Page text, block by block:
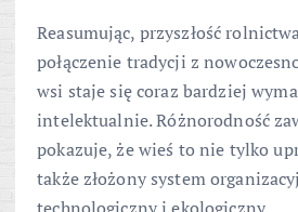
Reasumując, przyszłość
połączenie tradycji z
wsi staje się coraz bardziej
intelektualnie. Różnorodność
pokazuje, że wieś to nie tylko
także złożony system